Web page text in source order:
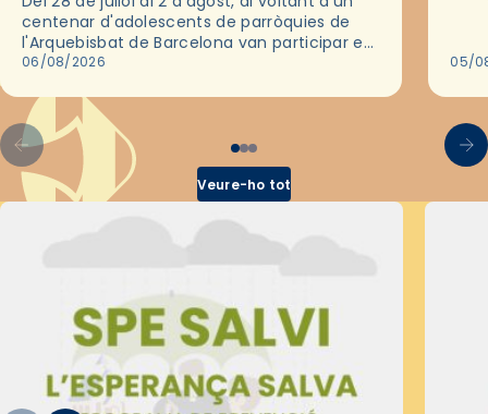
centenar d'adolescents de parròquies de
l'Arquebisbat de Barcelona van participar en
les convivències Be Apostle, organitzades
06/08/2026 05/
Veure-ho tot